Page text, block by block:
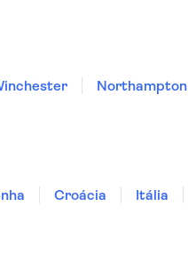
Northampton
Croácia Itália